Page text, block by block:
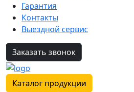
Гарантия
Контакты
Выездной сервис
Заказать звонок
Каталог продукции